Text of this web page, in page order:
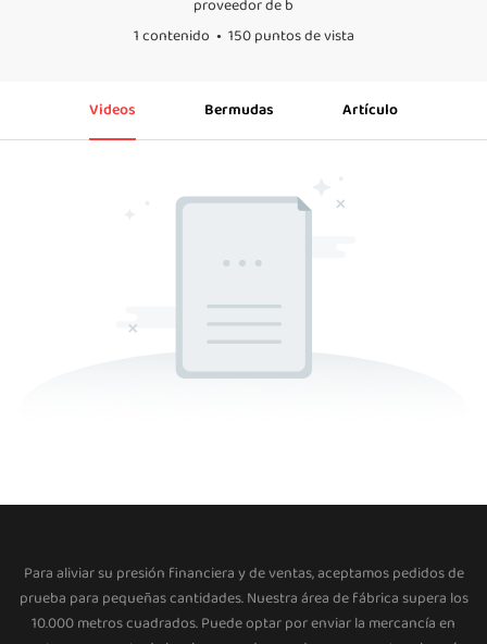
proveedor de b
1 contenido
150 puntos de vista
Videos Bermudas Artículo
Para aliviar su presión financiera y de ventas, aceptamos pedidos de
prueba para pequeñas cantidades. Nuestra área de fábrica supera los
10.000 metros cuadrados. Puede optar por enviar la mercancía en